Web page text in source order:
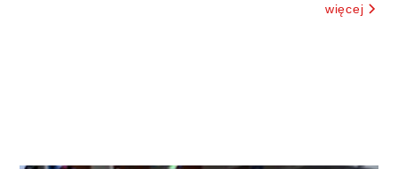
więcej